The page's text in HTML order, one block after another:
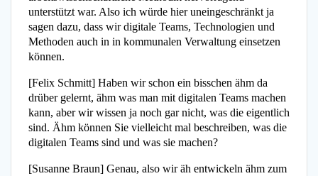
unterstützt war. Also ich würde hier uneingeschränkt ja
sagen dazu, dass wir digitale Teams, Technologien und
Methoden auch in in kommunalen Verwaltung einsetzen
können.
[Felix Schmitt] Haben wir schon ein bisschen ähm da
drüber gelernt, ähm was man mit digitalen Teams machen
kann, aber wir wissen ja noch gar nicht, was die eigentlich
sind. Ähm können Sie vielleicht mal beschreiben, was die
digitalen Teams sind und was sie machen?
[Susanne Braun] Genau, also wir äh entwickeln ähm zum